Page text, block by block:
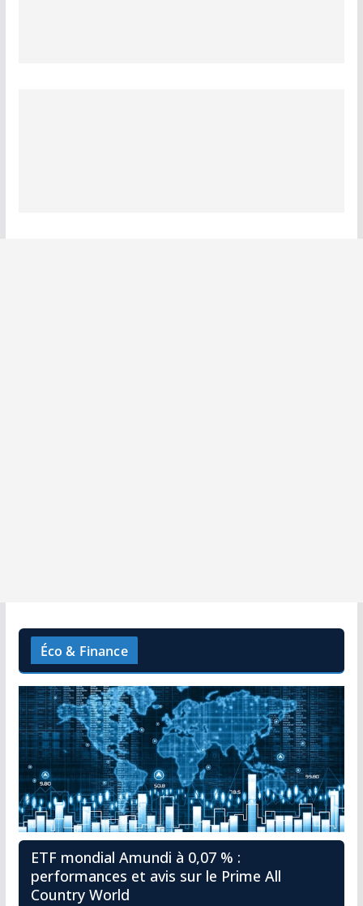
Éco & Finance
ETF mondial Amundi à 0,07 % :
performances et avis sur le Prime All
Country World